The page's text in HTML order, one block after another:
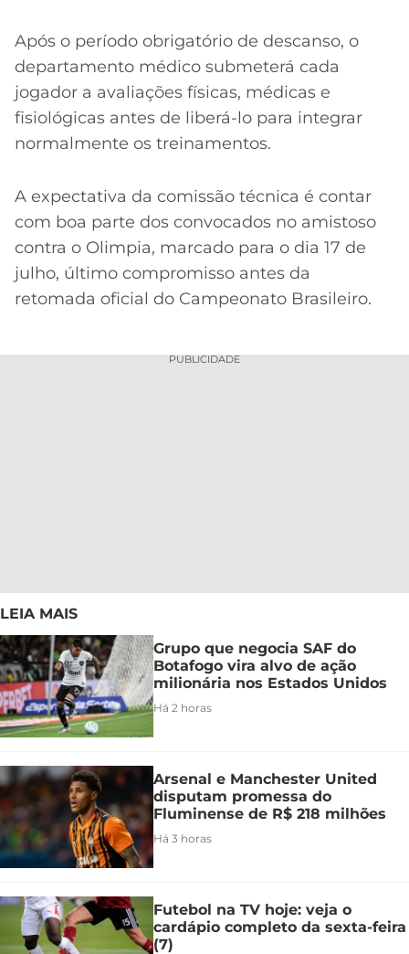
Após o período obrigatório de descanso, o
departamento médico submeterá cada
jogador a avaliações físicas, médicas e
fisiológicas antes de liberá-lo para integrar
normalmente os treinamentos.
A expectativa da comissão técnica é contar
com boa parte dos convocados no amistoso
contra o Olimpia, marcado para o dia 17 de
julho, último compromisso antes da
retomada oficial do Campeonato Brasileiro.
PUBLICIDADE
LEIA MAIS
Grupo que negocia SAF do
Botafogo vira alvo de ação
milionária nos Estados Unidos
Há 2 horas
Arsenal e Manchester United
disputam promessa do
Fluminense de R$ 218 milhões
Há 3 horas
Futebol na TV hoje: veja o
cardápio completo da sexta-feira
(7)